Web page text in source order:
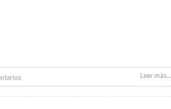
en
Escaneo
de
Leer más...